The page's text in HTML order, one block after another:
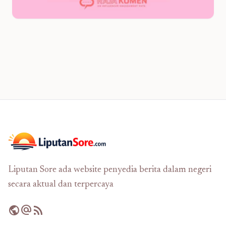
Liputan Sore ada website penyedia berita dalam negeri
secara aktual dan terpercaya
publicalternate_emailrss_feed